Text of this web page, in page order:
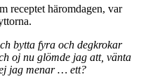
receptet häromdagen, var
bytta fyra och degkrokar
oj nu glömde jag att, vänta
jag menar … ett?